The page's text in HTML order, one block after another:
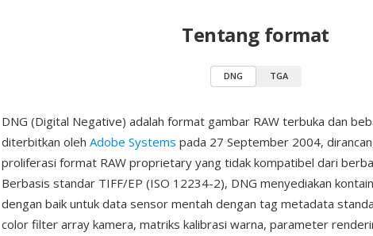
Tentang format
DNG TGA
DNG (Digital Negative) adalah format gambar RAW terbuka dan
diterbitkan oleh Adobe Systems pada 27 September 2004,
proliferasi format RAW proprietary yang tidak kompatibel dari
Berbasis standar TIFF/EP (ISO 12234-2), DNG menyediakan
dengan baik untuk data sensor mentah dengan tag metadata
color filter array kamera, matriks kalibrasi warna, parameter